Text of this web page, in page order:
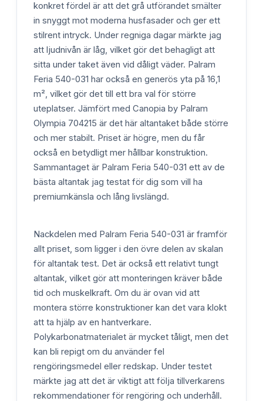
konkret fördel är att det grå utförandet smälter
in snyggt mot moderna husfasader och ger ett
stilrent intryck. Under regniga dagar märkte jag
att ljudnivån är låg, vilket gör det behagligt att
sitta under taket även vid dåligt väder. Palram
Feria 540-031 har också en generös yta på 16,1
m², vilket gör det till ett bra val för större
uteplatser. Jämfört med Canopia by Palram
Olympia 704215 är det här altantaket både större
och mer stabilt. Priset är högre, men du får
också en betydligt mer hållbar konstruktion.
Sammantaget är Palram Feria 540-031 ett av de
bästa altantak jag testat för dig som vill ha
premiumkänsla och lång livslängd.
Nackdelen med Palram Feria 540-031 är framför
allt priset, som ligger i den övre delen av skalan
för altantak test. Det är också ett relativt tungt
altantak, vilket gör att monteringen kräver både
tid och muskelkraft. Om du är ovan vid att
montera större konstruktioner kan det vara klokt
att ta hjälp av en hantverkare.
Polykarbonatmaterialet är mycket tåligt, men det
kan bli repigt om du använder fel
rengöringsmedel eller redskap. Under testet
märkte jag att det är viktigt att följa tillverkarens
rekommendationer för rengöring och underhåll.